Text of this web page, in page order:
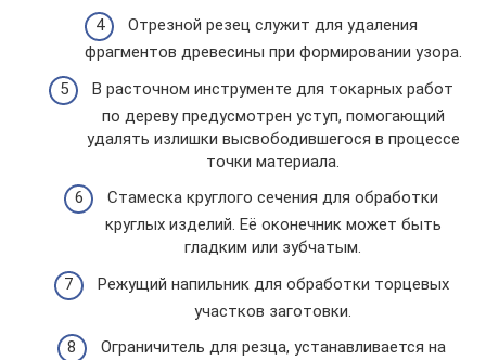
Отрезной резец служит для удаления
фрагментов древесины при формировании узора.
В расточном инструменте для токарных работ
по дереву предусмотрен уступ, помогающий
удалять излишки высвободившегося в процессе
точки материала.
Стамеска круглого сечения для обработки
круглых изделий. Её оконечник может быть
гладким или зубчатым.
Режущий напильник для обработки торцевых
участков заготовки.
Ограничитель для резца, устанавливается на